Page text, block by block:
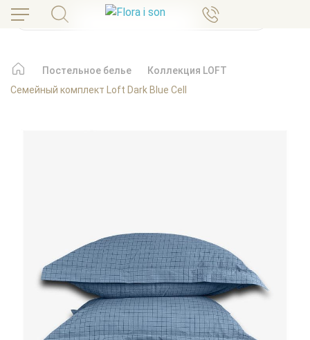
Постельное белье
Коллекция LOFT
Семейный комплект Loft Dark Blue Cell